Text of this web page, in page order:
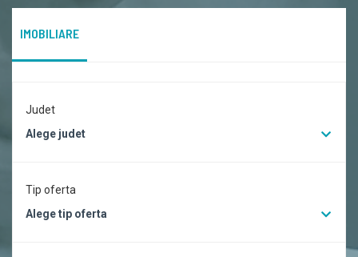
IMOBILIARE
Judet
Alege judet
Tip oferta
Alege tip oferta